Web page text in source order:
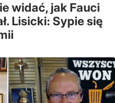
widać, jak Fauci
Lisicki: Sypie się